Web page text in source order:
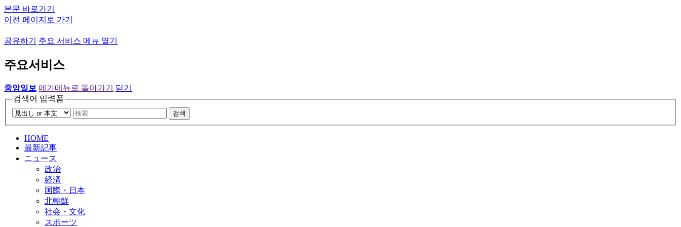
본문 바로가기
이전 페이지로 가기
공유하기 주요 서비스 메뉴 열기
주요서비스
중앙일보 메가메뉴로 돌아가기
닫기
검색어 입력폼
검색
HOME
最新記事
ニュース
政治
経済
国際・日本
北朝鮮
社会・文化
スポーツ